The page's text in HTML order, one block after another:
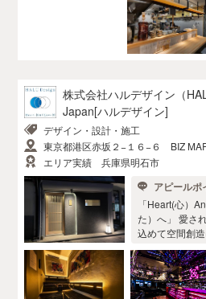
(スイス)：2回
(アメリカ)：7
ィンランド)：
ALITY
IDPA Japan
Coin Laundry
Gaishoku Design
- 弊社で出来る
インテリアコ
応 5. 物件探し
ィング) 6. 既製品家
社の強み - 代表の大江はLUSTYdesign Inc.
を設立するま
イン事務所で
社にて現場監
株式会社ハルデザイン（
Japan[ハルデザイン]
デザイン・設計・施工
東京都港区赤坂２−１６−６ BIZ
エリア実績 兵庫県明石市
アピールポ
「Heart(心）And Love（愛）を U（
た）へ」 愛さ
込めて空間創造
のデザイン・
esignは人々が
よう、目に見
造デザインエン